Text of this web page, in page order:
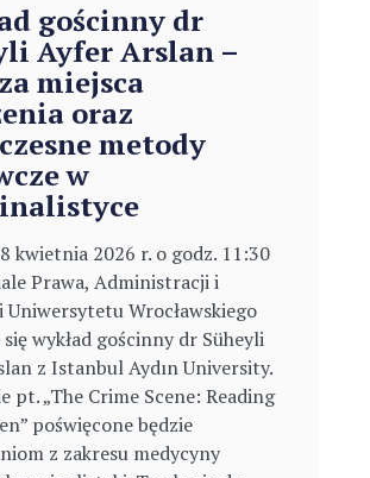
gościnny dr
Ayfer Arslan –
miejsca
oraz
metody
w
kwietnia 2026 r. o godz. 11:30
Prawa, Administracji i
Uniwersytetu Wrocławskiego
wykład gościnny dr Süheyli
z Istanbul Aydın University.
pt. „The Crime Scene: Reading
poświęcone będzie
z zakresu medycyny